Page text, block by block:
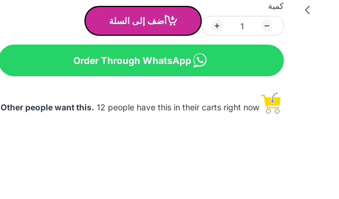
كمية
أضف إلى السلة
Order Through WhatsApp
Other people want this. 12 people have this in their carts right now.